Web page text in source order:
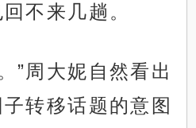
不来几趟。
”周大妮自然看出
转移话题的意图